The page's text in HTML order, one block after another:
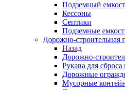
Подземный
Кессоны
Септики
Подземные
Дорожно-строительная
Назад
Дорожно-
Рукава для сброса
Дорожные
Мусорные